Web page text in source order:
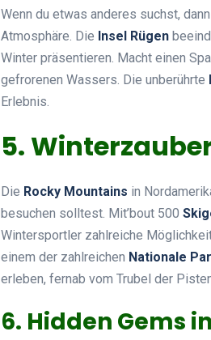
Wenn du etwas anderes suchst,
Atmosphäre. Die Insel Rügen
Winter präsentieren. Macht einen
gefrorenen Wassers. Die unberührte
Erlebnis.
5.
Die Rocky Mountains in
besuchen solltest. Mit’bout 500
Wintersportler zahlreiche
einem der zahlreichen Nationale
erleben, fernab vom Trubel der
6. Hidden Gems